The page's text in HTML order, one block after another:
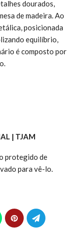
dourados,
de madeira. Ao
posicionada
equilíbrio,
é composto por
| TJAM
protegido de
para vê-lo.